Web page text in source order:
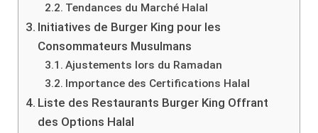
Tendances du Marché Halal
Initiatives de Burger King pour les
Consommateurs Musulmans
Ajustements lors du Ramadan
Importance des Certifications Halal
Liste des Restaurants Burger King Offrant
des Options Halal